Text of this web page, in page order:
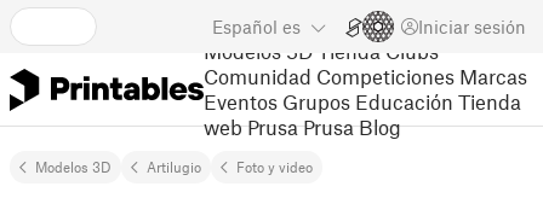
Español es Iniciar sesión
Modelos 3D Tienda Clubs
Comunidad Competiciones Marcas
Eventos Grupos Educación Tienda
web Prusa Prusa Blog
Modelos 3D Artilugio Foto y video